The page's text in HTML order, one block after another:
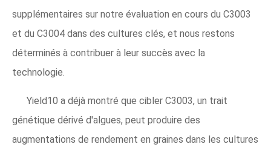
supplémentaires sur notre évaluation en cours du C3003
et du C3004 dans des cultures clés, et nous restons
déterminés à contribuer à leur succès avec la
technologie.
Yield10 a déjà montré que cibler C3003, un trait
génétique dérivé d'algues, peut produire des
augmentations de rendement en graines dans les cultures